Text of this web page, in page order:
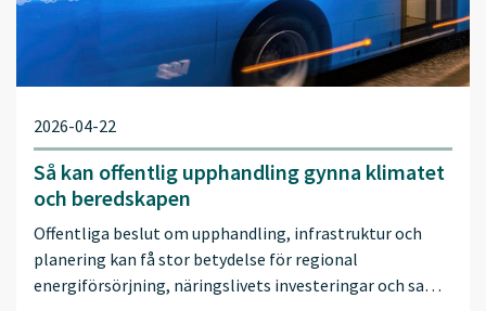
2026-04-22
Så kan offentlig upphandling gynna klimatet
och beredskapen
Offentliga beslut om upphandling, infrastruktur och
planering kan få stor betydelse för regional
energiförsörjning, näringslivets investeringar och sa…